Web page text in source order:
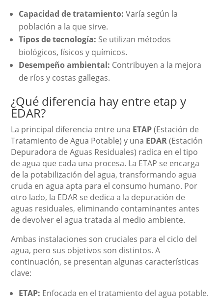
Capacidad de tratamiento: Varía según la
población a la que sirve.
Tipos de tecnología: Se utilizan métodos
biológicos, físicos y químicos.
Desempeño ambiental: Contribuyen a la mejora
de ríos y costas gallegas.
¿Qué diferencia hay entre etap y
EDAR?
La principal diferencia entre una ETAP(Estación de
Tratamiento de Agua Potable) y una EDAR(Estación
Depuradora de Aguas Residuales) radica en el tipo
de agua que cada una procesa. La ETAP se encarga
de la potabilización del agua, transformando agua
cruda en agua apta para el consumo humano. Por
otro lado, la EDAR se dedica a la depuración de
aguas residuales, eliminando contaminantes antes
de devolver el agua tratada al medio ambiente.
Ambas instalaciones son cruciales para el ciclo del
agua, pero sus objetivos son distintos. A
continuación, se presentan algunas características
clave:
ETAP: Enfocada en el tratamiento del agua potable.